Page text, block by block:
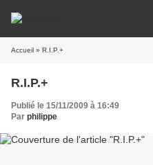
Accueil » R.I.P.+
R.I.P.+
Publié le 15/11/2009 à 16:49
Par philippe